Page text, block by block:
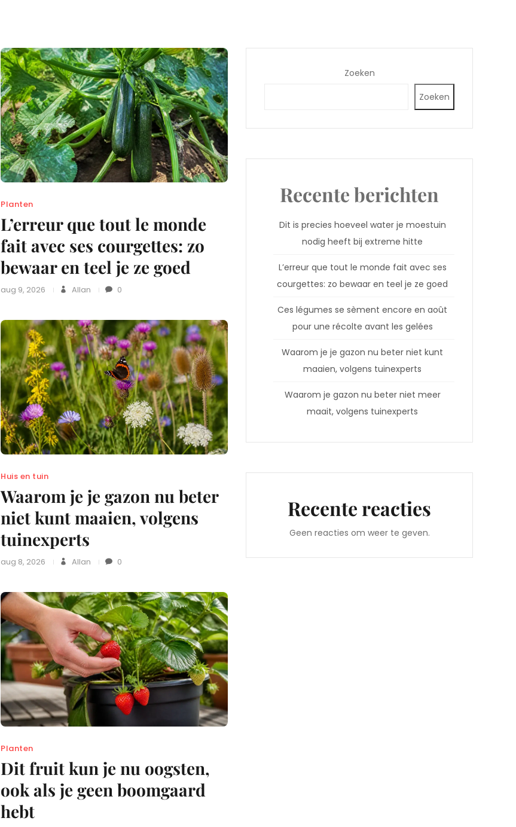
Planten
L’erreur que tout le monde
fait avec ses courgettes: zo
bewaar en teel je ze goed
aug 9, 2026 Allan 0
Huis en tuin
Waarom je je gazon nu beter
niet kunt maaien, volgens
tuinexperts
aug 8, 2026 Allan 0
Planten
Dit fruit kun je nu oogsten,
ook als je geen boomgaard
hebt
Zoeken
Zoeken
Recente berichten
Dit is precies hoeveel water je moestuin
nodig heeft bij extreme hitte
L’erreur que tout le monde fait avec ses
courgettes: zo bewaar en teel je ze goed
Ces légumes se sèment encore en août
pour une récolte avant les gelées
Waarom je je gazon nu beter niet kunt
maaien, volgens tuinexperts
Waarom je gazon nu beter niet meer
maait, volgens tuinexperts
Recente reacties
Geen reacties om weer te geven.